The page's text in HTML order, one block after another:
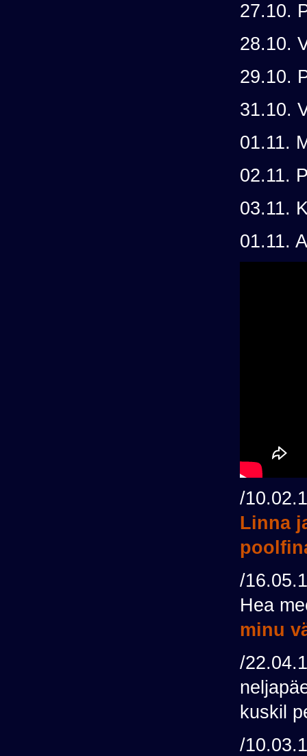
27.10.
28.10.
29.10.
31.10.
01.11.
02.11.
03.11.
01.11.
/
Linna
/
Hea
minu
/
kuskil
/